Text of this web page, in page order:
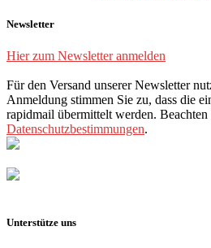
Newsletter
Hier zum Newsletter anmelden
Für den Versand unserer Newsletter
Anmeldung stimmen Sie zu, dass die
rapidmail übermittelt werden. Beachten
Datenschutzbestimmungen.
Unterstütze uns